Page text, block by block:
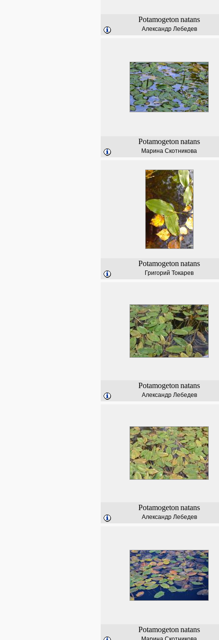
Potamogeton natans
Александр Лебедев
Potamogeton natans
Марина Скотникова
Potamogeton natans
Григорий Токарев
Potamogeton natans
Александр Лебедев
Potamogeton natans
Александр Лебедев
Potamogeton natans